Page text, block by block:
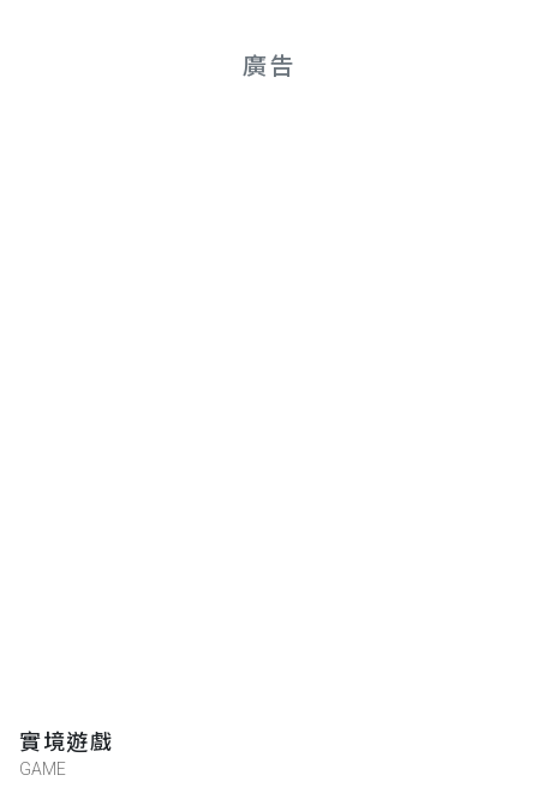
廣告
實境遊戲
GAME